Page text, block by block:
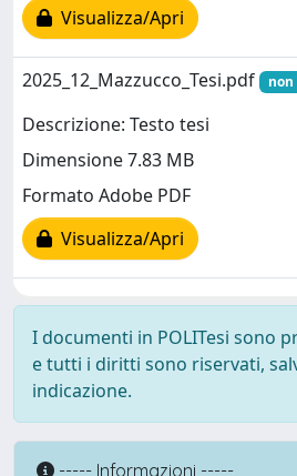
Visualizza/Apri
2025_12_Mazzucco_Tesi.pdf non
Descrizione: Testo tesi
Dimensione 7.83 MB
Formato Adobe PDF
Visualizza/Apri
I documenti in POLITesi sono
e tutti i diritti sono riservati,
indicazione.
----- Informazioni -----